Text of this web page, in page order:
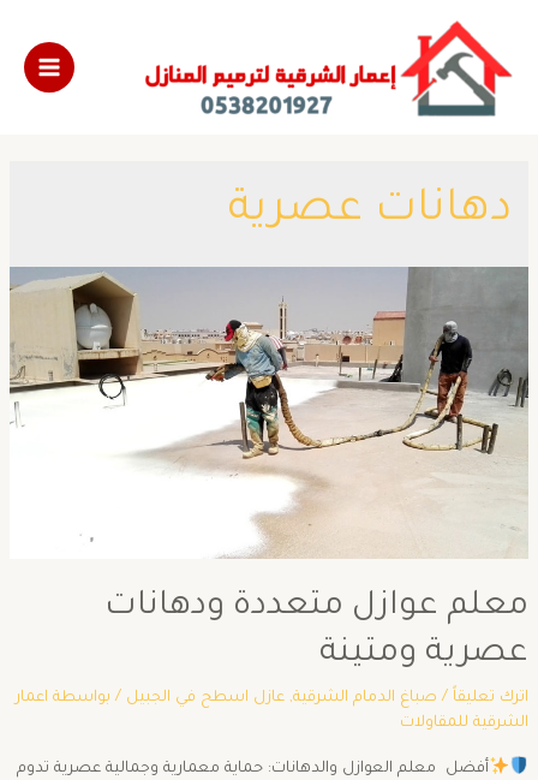
دهانات عصرية
معلم عوازل متعددة ودهانات
عصرية ومتينة
اترك تعليقاً / صباغ الدمام الشرقية, عازل اسطح في الجبيل / بواسطة اعمار
الشرقية للمقاولات
أفضل معلم العوازل والدهانات: حماية معمارية وجمالية عصرية تدوم